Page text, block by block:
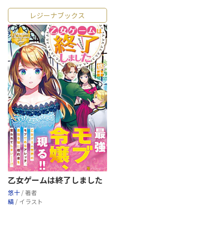
レジーナブックス
乙女ゲームは終了しました
悠十 / 著者
縞 / イラスト